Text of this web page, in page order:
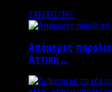
ΣΧΕΣΕΙΣ/ΣΕΞ
Απόμερες
Αττική …